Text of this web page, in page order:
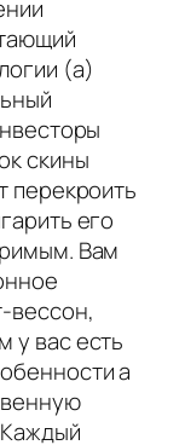
(а)
скины
перекроить
его
Вам
вессон,
у вас есть
а